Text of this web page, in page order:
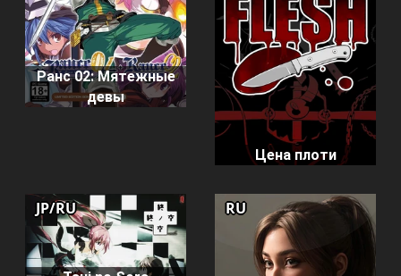
Ранс 02: Мятежные
девы
Цена плоти
JP/RU RU